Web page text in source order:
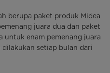
berupa paket produk Midea
juara dua dan paket
untuk enam pemenang juara
setiap bulan dari